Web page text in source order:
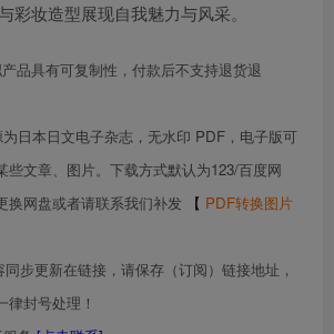
彩妆造型展现自我魅力与风采。
品具有可复制性，付款后不支持退货退
为日本日文电子杂志，无水印 PDF，电子版可
些文章、图片。下载方式默认为123/百度网
换网盘或者请联系我们补发
【 PDF转换图片
同步更新在链接，请保存（订阅）链接地址，
封号处理！